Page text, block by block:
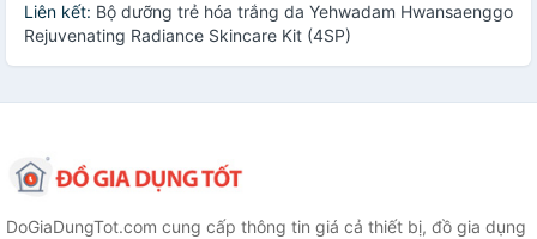
Liên kết: Bộ dưỡng trẻ hóa trắng da Yehwadam Hwansaenggo
Rejuvenating Radiance Skincare Kit (4SP)
DoGiaDungTot.com cung cấp thông tin giá cả thiết bị, đồ gia dụng